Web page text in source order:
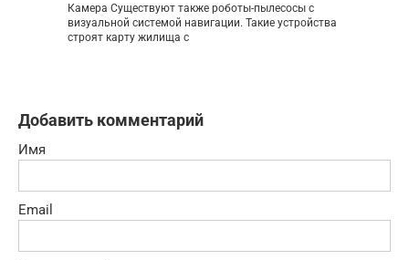
Камера Существуют также роботы-пылесосы с
визуальной системой навигации. Такие устройства
строят карту жилища с
Добавить комментарий
Имя
Email